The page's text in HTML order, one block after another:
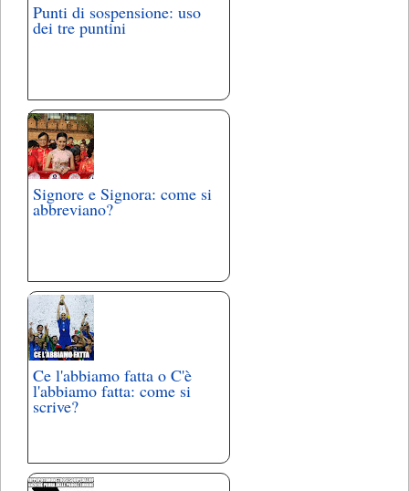
Punti di sospensione: uso
dei tre puntini
Signore e Signora: come si
abbreviano?
Ce l'abbiamo fatta o C'è
l'abbiamo fatta: come si
scrive?